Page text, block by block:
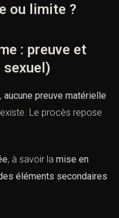
ou limite ?
: preuve et
aucune preuve matérielle
Le procès repose
, à savoir la mise en
éléments secondaires